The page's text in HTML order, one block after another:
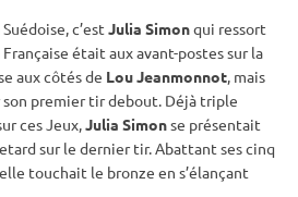
c’est Julia Simonqui ressort
était aux avant-postes sur la
aux côtés de Lou Jeanmonnot, mais
premier tirdebout. Déjà triple
ces Jeux,Julia Simonse présentait
sur le dernier tir. Abattant ses cinq
touchait le bronze en s’élançant